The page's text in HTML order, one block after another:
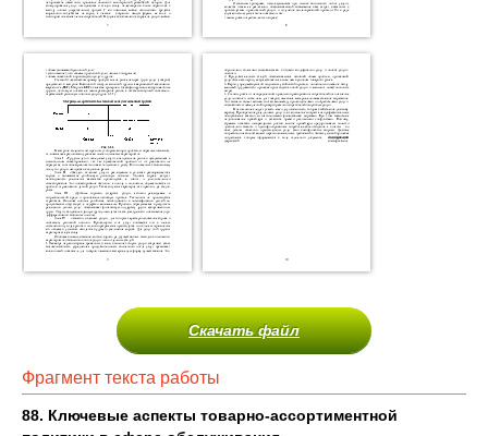
Скачать файл
Фрагмент текста работы
88. Ключевые аспекты товарно-ассортиментной